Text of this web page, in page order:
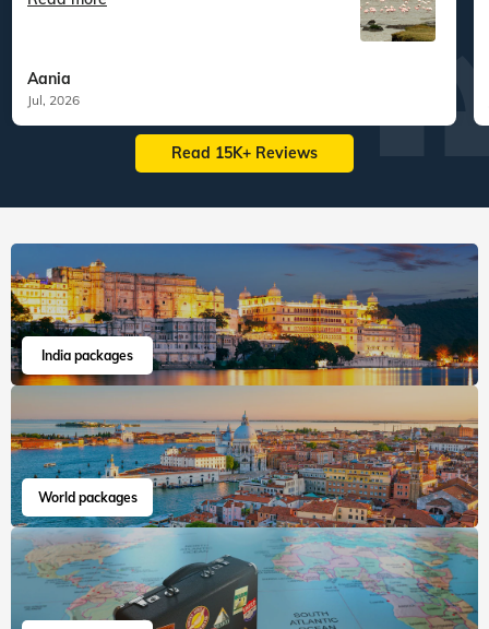
Aania
Jul, 2026
Read 15K+ Reviews
India packages
World packages